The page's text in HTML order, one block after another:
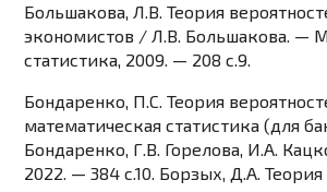
Большакова, Л.В. Теория
экономистов / Л.В. Большакова. —
статистика, 2009. — 208 c.9.
Бондаренко, П.С. Теория
математическая статистика (для
Бондаренко, Г.В. Горелова, И.А.
2022. — 384 c.10. Борзых, Д.А.